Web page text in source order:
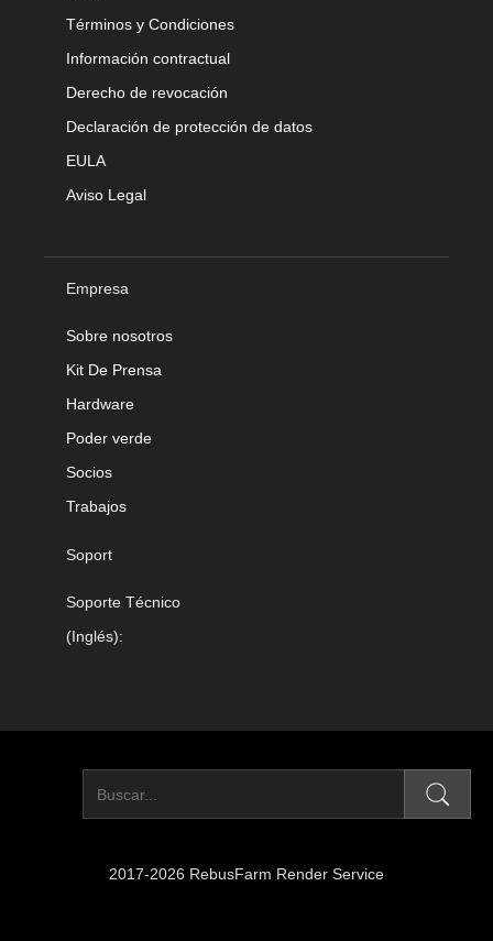
Términos y Condiciones
Información contractual
Derecho de revocación
Declaración de protección de datos
EULA
Aviso Legal
Empresa
Sobre nosotros
Kit De Prensa
Hardware
Poder verde
Socios
Trabajos
Soport
Soporte Técnico
(Inglés):
2017-2026 RebusFarm Render Service